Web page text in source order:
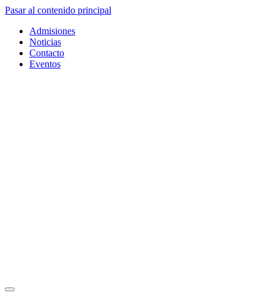
Pasar al contenido principal
Admisiones
Noticias
Contacto
Eventos